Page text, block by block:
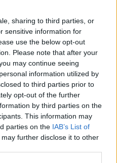
sharing to third parties, or
sensitive information for
use the below opt-out
Please note that after your
may continue seeing
information utilized by
to third parties prior to
opt-out of the further
by third parties on the
This information may
parties on the IAB’s List of
may further disclose it to other
morte sulla terra
suicidario della guerra e
guerra e la morte
delusi
al potere
(seconda parte)
parte)
di bambino
qualche domanda
e di Darwin
il Lula-risk